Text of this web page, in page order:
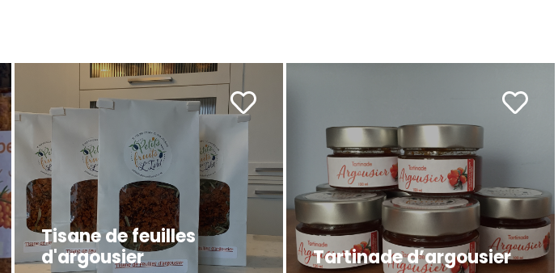
Tisane de feuilles
d'argousier
Tartinade d’argousier